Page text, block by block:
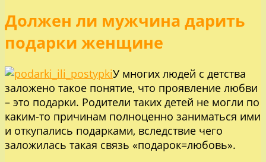
Должен ли мужчина дарить
подарки женщине
У многих людей с детства
заложено такое понятие, что проявление любви
– это подарки. Родители таких детей не могли по
каким-то причинам полноценно заниматься ими
и откупались подарками, вследствие чего
заложилась такая связь «подарок=любовь».